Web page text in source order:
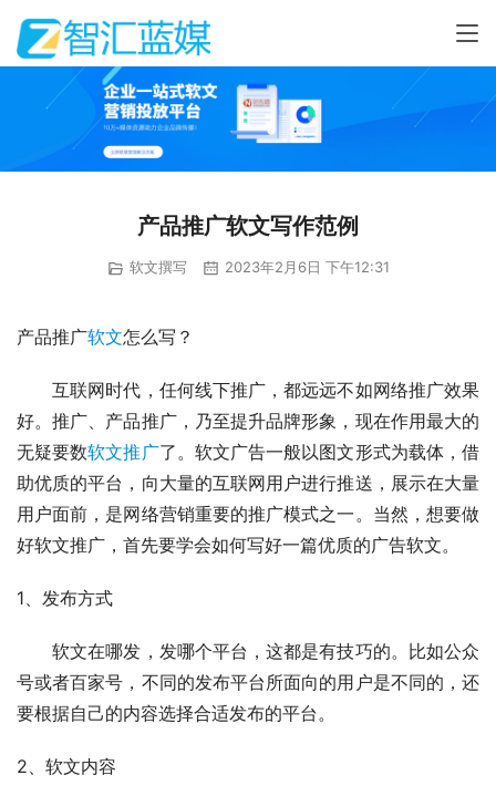
产品推广软文写作范例
软文撰写 2023年2月6日 下午12:31
产品推广软文怎么写？
互联网时代，任何线下推广，都远远不如网络推广效果
好。推广、产品推广，乃至提升品牌形象，现在作用最大的
无疑要数软文推广了。软文广告一般以图文形式为载体，借
助优质的平台，向大量的互联网用户进行推送，展示在大量
用户面前，是网络营销重要的推广模式之一。当然，想要做
好软文推广，首先要学会如何写好一篇优质的广告软文。
1、发布方式
软文在哪发，发哪个平台，这都是有技巧的。比如公众
号或者百家号，不同的发布平台所面向的用户是不同的，还
要根据自己的内容选择合适发布的平台。
2、软文内容